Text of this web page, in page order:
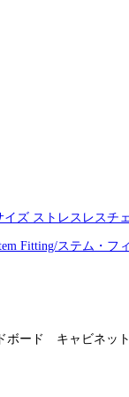
イズ ストレスレスチ
Fitting/ステム・フ
ード キャビネ